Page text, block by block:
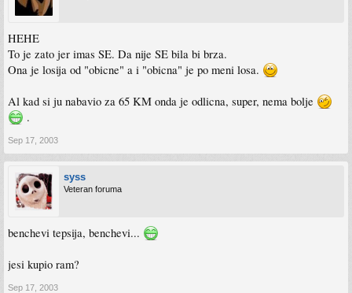
HEHE
To je zato jer imas SE. Da nije SE bila bi brza.
Ona je losija od "obicne" a i "obicna" je po meni losa.
Al kad si ju nabavio za 65 KM onda je odlicna, super, nema bolje
.
Sep 17, 2003
syss
Veteran foruma
benchevi tepsija, benchevi...
jesi kupio ram?
Sep 17, 2003